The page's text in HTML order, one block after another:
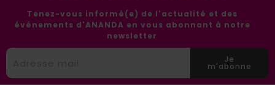
Tenez-vous informé(e) de l'actualité et des
événements d'ANANDA en vous abonnant à notre
newsletter
Je
m'abonne